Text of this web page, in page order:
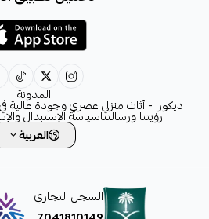
decora6586@gmail.com
المدونة
ديكورا - أثاث منزلي عصري وجودة عالية
رؤيتنا ورسالتناسياسة الإستبدال
العربية
السجل التجاري